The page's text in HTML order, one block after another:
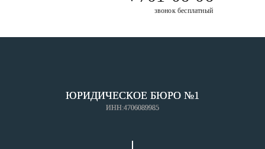
звонок бесплатный
ЮРИДИЧЕСКОЕ БЮРО №1
ИНН:4706089985